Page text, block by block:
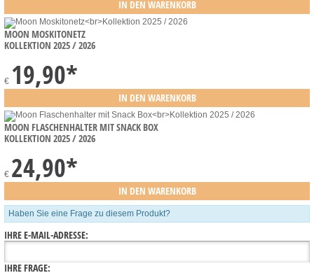
MOON MOSKITONETZ
KOLLEKTION 2025 / 2026
€ 19,90*
MOON FLASCHENHALTER MIT SNACK BOX
KOLLEKTION 2025 / 2026
€ 24,90*
Haben Sie eine Frage zu diesem Produkt?
IHRE E-MAIL-ADRESSE:
IHRE FRAGE: